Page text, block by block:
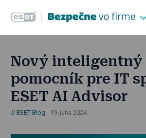
Nový inteligentný
pomocník pre IT
ESET AI Advisor
ESET Blog 19. júna 2024